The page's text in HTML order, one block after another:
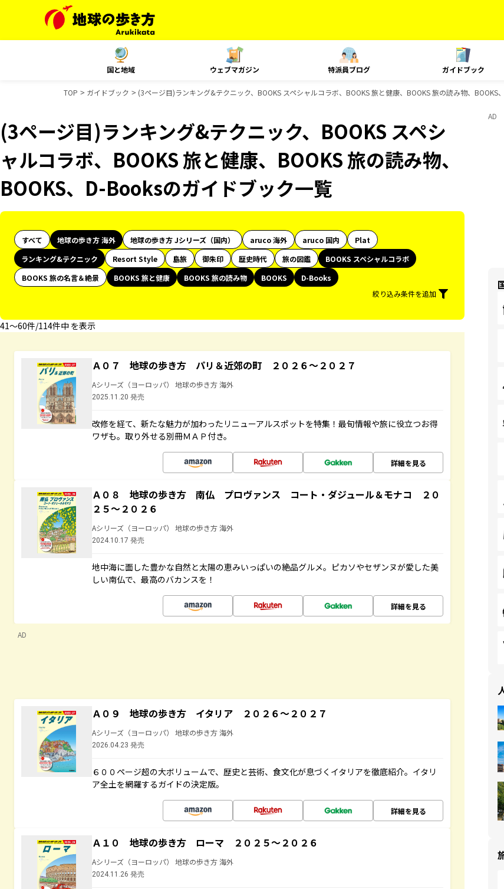
国と地域 ウェブマガジン 特派員ブログ ガイドブック
TOP ガイドブック (3ページ目)ランキング&テクニック、BOOKS スペシャルコラボ、BOOKS 旅と健康、BOOKS 旅の読み物、
(3ページ目)ランキング&テクニック、BOOKS スペシ
ャルコラボ、BOOKS 旅と健康、BOOKS 旅の読み物、
BOOKS、D-Booksのガイドブック一覧
すべて 地球の歩き方 海外 地球の歩き方 Jシリーズ（国内） aruco 海外 aruco 国内
Plat
ランキング&テクニック
Resort Style 島旅 御朱印 歴史時代 旅の図鑑
BOOKS スペシャルコラボ
BOOKS 旅の名言＆絶景
BOOKS 旅と健康 BOOKS 旅の読み物 BOOKS
D-Books
絞り込み条件を追加
41〜60件/114件中 を表示
Ａ０７ 地球の歩き方 パリ＆近郊の町 ２０２６～２０２７
Aシリーズ（ヨーロッパ） 地球の歩き方 海外
2025.11.20 発売
改修を経て、新たな魅力が加わったリニューアルスポットを特集！最旬情報や旅に役立つお得
ワザも。取り外せる別冊ＭＡＰ付き。
詳細を見る
Ａ０８ 地球の歩き方 南仏 プロヴァンス コート・ダジュール＆モナコ ２０
２５～２０２６
Aシリーズ（ヨーロッパ） 地球の歩き方 海外
2024.10.17 発売
地中海に面した豊かな自然と太陽の恵みいっぱいの絶品グルメ。ピカソやセザンヌが愛した美
しい南仏で、最高のバカンスを！
詳細を見る
AD
Ａ０９ 地球の歩き方 イタリア ２０２６～２０２７
Aシリーズ（ヨーロッパ） 地球の歩き方 海外
2026.04.23 発売
６００ページ超の大ボリュームで、歴史と芸術、食文化が息づくイタリアを徹底紹介。イタリ
ア全土を網羅するガイドの決定版。
詳細を見る
Ａ１０ 地球の歩き方 ローマ ２０２５～２０２６
Aシリーズ（ヨーロッパ） 地球の歩き方 海外
2024.11.26 発売
AD